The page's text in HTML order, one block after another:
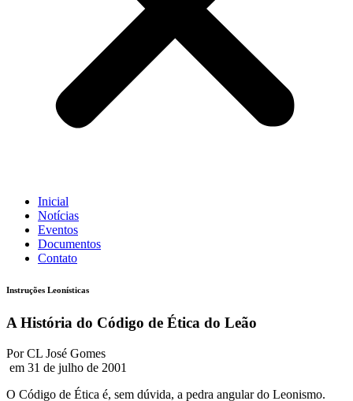
Inicial
Notícias
Eventos
Documentos
Contato
Instruções Leonísticas
A História do Código de Ética do Leão
Por CL José Gomes
em 31 de julho de 2001
O Código de Ética é, sem dúvida, a pedra angular do Leonismo.